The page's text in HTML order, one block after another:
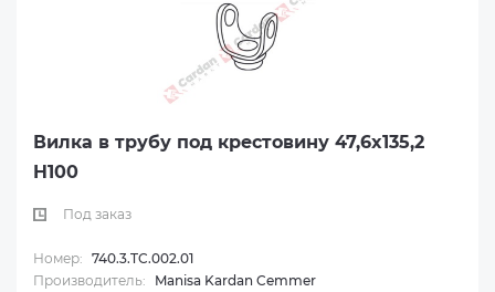
Вилка в трубу под крестовину 47,6x135,2
H100
Под заказ
Номер: 740.3.TC.002.01
Производитель:
Manisa Kardan Cemmer